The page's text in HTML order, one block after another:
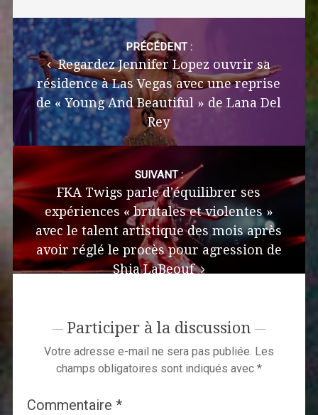
Post
navigation
PRÉCÉDENT :
Regardez Jennifer Lopez ouvrir sa
résidence à Las Vegas avec une reprise
de « Young And Beautiful » de Lana Del
Rey
SUIVANT :
FKA Twigs parle d'équilibrer ses
expériences « brutales et violentes »
avec le talent artistique des mois après
avoir réglé le procès pour agression de
Shia LaBeouf
Participer à la discussion
Votre adresse e-mail ne sera pas publiée. Les
champs obligatoires sont indiqués avec *
Commentaire *